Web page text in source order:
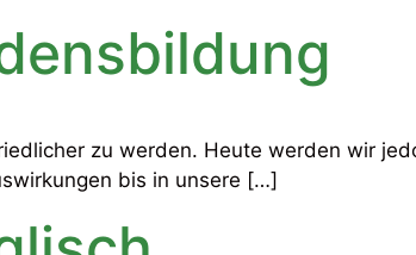
zu werden. Heute werden wir
bis in unsere […]